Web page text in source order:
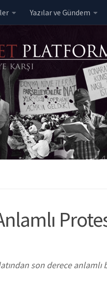
Yazılar ve Gündem
son derece